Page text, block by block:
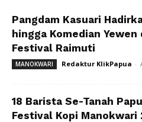
Pangdam Kasuari
hingga Komedian Yewen
Festival Raimuti
MANOKWARI Redaktur KlikPapua -
18 Barista Se-Tanah
Festival Kopi Manokwari